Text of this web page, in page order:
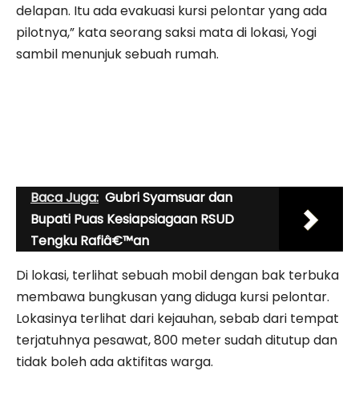
delapan. Itu ada evakuasi kursi pelontar yang ada
pilotnya,” kata seorang saksi mata di lokasi, Yogi
sambil menunjuk sebuah rumah.
Baca Juga: Gubri Syamsuar dan
Bupati Puas Kesiapsiagaan RSUD
Tengku Rafiâ€™an
Di lokasi, terlihat sebuah mobil dengan bak terbuka
membawa bungkusan yang diduga kursi pelontar.
Lokasinya terlihat dari kejauhan, sebab dari tempat
terjatuhnya pesawat, 800 meter sudah ditutup dan
tidak boleh ada aktifitas warga.